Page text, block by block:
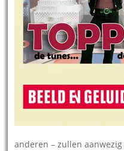
anderen – zullen